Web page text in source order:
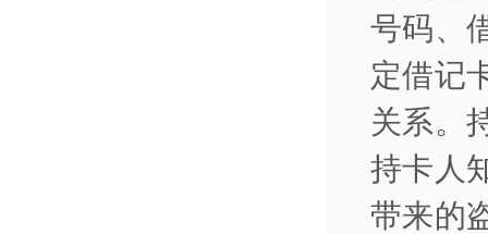
号码、
定借记
关系。
持卡人
带来的